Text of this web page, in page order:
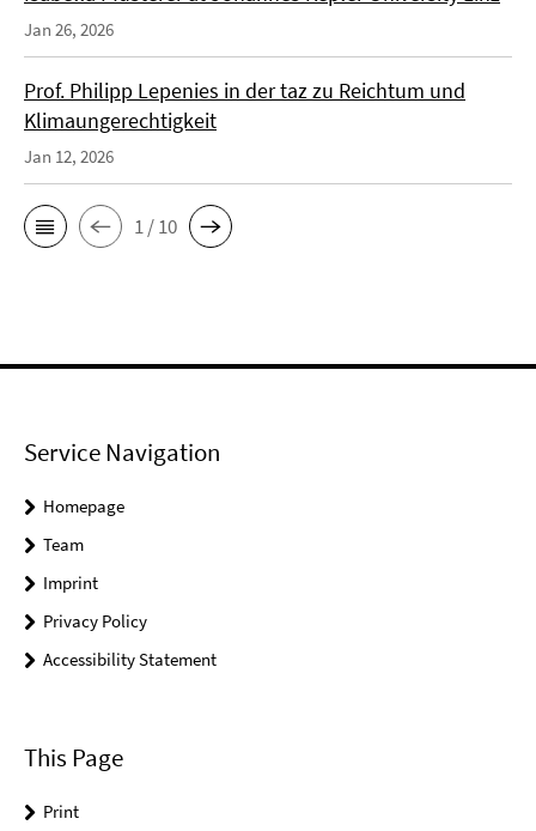
Jan 26, 2026
Prof. Philipp Lepenies in der taz zu Reichtum und
Klimaungerechtigkeit
Jan 12, 2026
1 / 10
Service Navigation
Homepage
Team
Imprint
Privacy Policy
Accessibility Statement
This Page
Print